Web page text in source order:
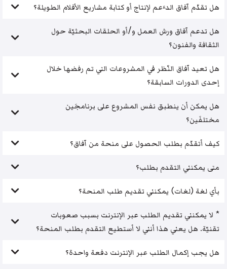
هل تقدّم آفاق الدَّعم لإنتاج أو كتابة مشاريع الأفلام الطويلة؟
هل تدعم آفاق ورش العمل و/أو الحلقات البحثيّة حول
الثقافة والفنون؟
هل تعيد آفاق النّظر في المشروعات التي تم رفضها خلال
إحدى الدورات السابقة؟
هل يمكن أن ينطبق نفس المشروع على برنامجَين
مختلفَين؟
كيف أتقدّم بطلب الحصول على منحة من آفاق؟
متى يمكنني التقدم بطلب؟
بأي لغة (لغات) يمكنني تقديم طلب المنحة؟
* لا يمكنني تقديم الطلب عبر الإنترنت بسبب صعوبات
تقنيّة. هل يعني هذا أنني لا أستطيع التقدم بطلب المنحة؟
هل يجب إكمال الطلب عبر الإنترنت دفعة واحدة؟